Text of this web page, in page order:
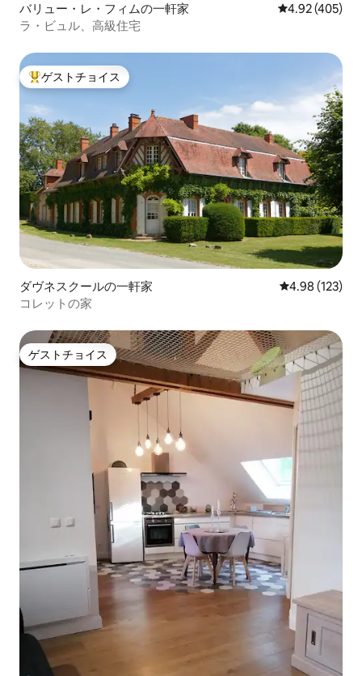
バリュー・レ・フィムの一軒家 レビュー405
4.92 (405)
ラ・ビュル、高級住宅
大好評のゲストチョイスです。
ゲストチョイス
ダヴネスクールの一軒家 レビュー123
4.98 (123)
コレットの家
ゲストチョイス
ゲストチョイス